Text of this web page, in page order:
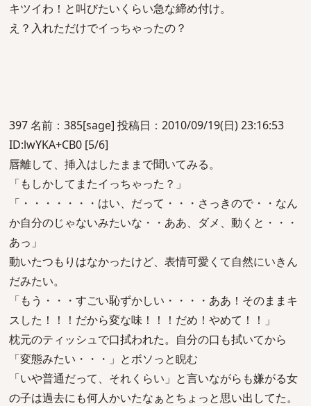
キツイわ！と叫びたいくらい急な締め付け。
え？入れただけでイっちゃったの？
397 名前：385[sage] 投稿日：2010/09/19(日) 23:16:53
ID:lwYKA+CB0 [5/6]
唇離して、挿入はしたままで聞いてみる。
「もしかしてまたイっちゃった？」
「・・・・・・・はい、だって・・・さっきので・・なん
か自分のじゃないみたいな・・ああ、ダメ、動くと・・・
あっ」
動いたつもりはなかったけど、表情可愛くて自然にいきん
だみたい。
「もう・・・すごい恥ずかしい・・・・ああ！そのままキ
スした！！！だから変な味！！！だめ！やめて！！」
枕元のティッシュで口拭われた。自分の口も拭いてから
「変態みたい・・・」とボソっと睨む
「いや普通だって、それくらい」と言いながらも嫌がる女
の子は過去にも何人かいたなぁとちょっと思い出してた。